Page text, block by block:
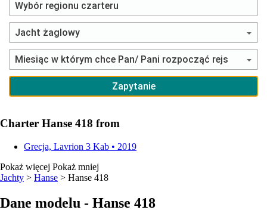
Charter Hanse 418 from
Grecja, Lavrion 3 Kab • 2019
Pokaż więcej Pokaż mniej
Jachty > Hanse > Hanse 418
Dane modelu - Hanse 418